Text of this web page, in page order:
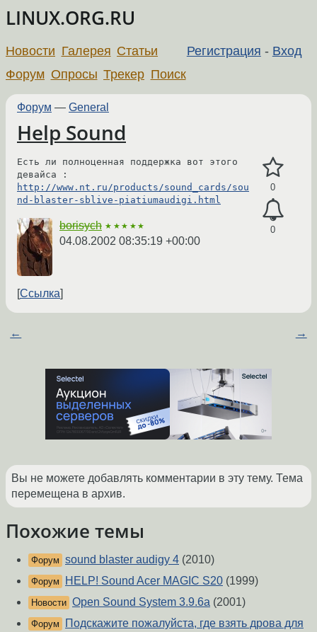
LINUX.ORG.RU
Регистрация - Вход
Новости Галерея Статьи
Форум Опросы Трекер Поиск
Форум — General
Help Sound
0
0
Есть ли полноценная поддержка вот этого
http://www.nt.ru/products/sound_cards/sou
nd-blaster-sblive-piatiumaudigi.html
borisych ★★★★★
04.08.2002 08:35:19 +00:00
Ссылка
← →
Вы не можете добавлять комментарии в эту тему. Тема
перемещена в архив.
Похожие темы
Форум sound blaster audigy 4 (2010)
Форум HELP! Sound Acer MAGIC S20 (1999)
Новости Open Sound System 3.9.6а (2001)
Форум
Подскажите пожалуйста, где взять дрова для